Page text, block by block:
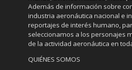
Además de información sobre
industria aeronáutica nacional e
reportajes de interés humano,
seleccionamos a los personajes
de la actividad aeronáutica en
QUIÉNES SOMOS